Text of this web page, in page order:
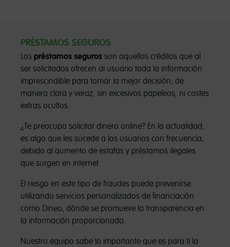
PRÉSTAMOS SEGUROS
Los préstamos seguros son aquellos créditos que al
ser solicitados ofrecen al usuario toda la información
imprescindible para tomar la mejor decisión, de
manera clara y veraz, sin excesivos papeleos, ni costes
extras ocultos.
¿Te preocupa solicitar dinero online? En la actualidad,
es algo que les sucede a los usuarios con frecuencia,
debido al aumento de estafas y préstamos ilegales
que surgen en internet.
El riesgo en este tipo de fraudes puede prevenirse
utilizando servicios personalizados de financiación
como Dineo, dónde se promueve la transparencia en
la información proporcionada.
Nuestro equipo sabe lo importante que es para ti la